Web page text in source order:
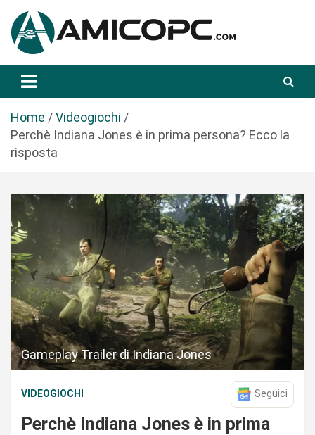
a
Amicopc.com
Home
Videogiochi
Perchè Indiana Jones è in prima persona? Ecco la
risposta
Gameplay Trailer di Indiana Jones
VIDEOGIOCHI Seguici
Perchè Indiana Jones è in prima